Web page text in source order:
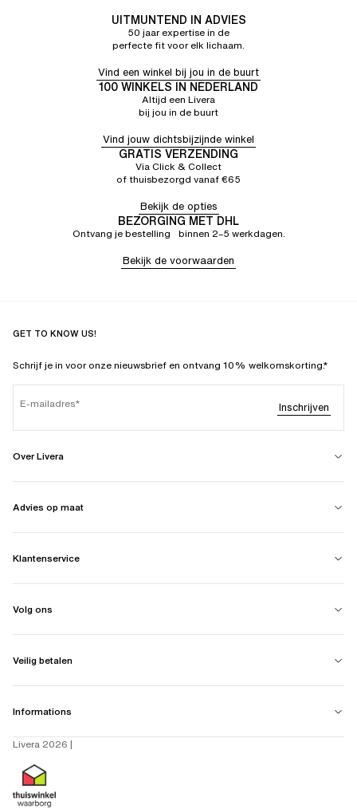
UITMUNTEND IN ADVIES
50 jaar expertise in de
perfecte fit voor elk lichaam.
Vind een winkel bij jou in de buurt
100 WINKELS IN NEDERLAND
Altijd een Livera
bij jou in de buurt
Vind jouw dichtsbijzijnde winkel
GRATIS VERZENDING
Via Click & Collect
of thuisbezorgd vanaf €65
Bekijk de opties
BEZORGING MET DHL
Ontvang je bestelling binnen 2–5 werkdagen.
Bekijk de voorwaarden
GET TO KNOW US!
Schrijf je in voor onze nieuwsbrief en ontvang 10% welkomskorting.*
E-mailadres Inschrijven
Over Livera
Advies op maat
Klantenservice
Volg ons
Veilig betalen
Informations
Livera 2026 |